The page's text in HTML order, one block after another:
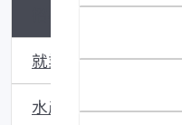
招標資訊
就業資訊
水產新聞提要